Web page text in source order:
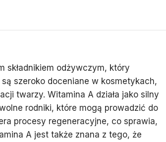
składnikiem odżywczym, który
szeroko doceniane w kosmetykach,
twarzy. Witamina A działa jako silny
rodniki, które mogą prowadzić do
procesy regeneracyjne, co sprawia,
A jest także znana z tego, że